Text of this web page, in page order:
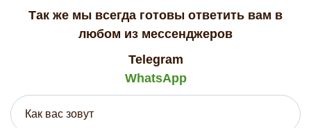
Так же мы всегда готовы ответить вам в
любом из мессенджеров
Telegram
WhatsApp